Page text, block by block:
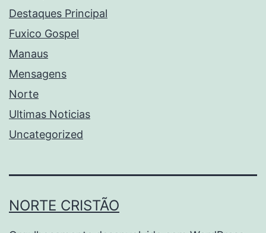
Destaques Principal
Fuxico Gospel
Manaus
Mensagens
Norte
Ultimas Noticias
Uncategorized
NORTE CRISTÃO